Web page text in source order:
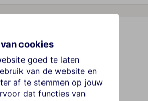
Oasis Sol
· Maspalomas
cookies
goed te laten
van de website en
af te stemmen op jouw
dat functies van